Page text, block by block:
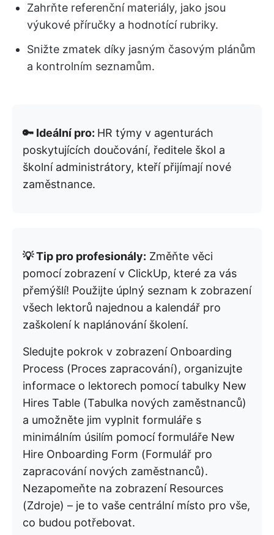
Zahrňte referenční materiály, jako jsou
výukové příručky a hodnotící rubriky.
Snižte zmatek díky jasným časovým plánům
a kontrolním seznamům.
🔑 Ideální pro: HR týmy v agenturách
poskytujících doučování, ředitele škol a
školní administrátory, kteří přijímají nové
zaměstnance.
💡 Tip pro profesionály: Změňte věci
pomocí zobrazení v ClickUp, které za vás
přemýšlí! Použijte úplný seznam k zobrazení
všech lektorů najednou a kalendář pro
zaškolení k naplánování školení.
Sledujte pokrok v zobrazení Onboarding
Process (Proces zapracování), organizujte
informace o lektorech pomocí tabulky New
Hires Table (Tabulka nových zaměstnanců)
a umožněte jim vyplnit formuláře s
minimálním úsilím pomocí formuláře New
Hire Onboarding Form (Formulář pro
zapracování nových zaměstnanců).
Nezapomeňte na zobrazení Resources
(Zdroje) – je to vaše centrální místo pro vše,
co budou potřebovat.